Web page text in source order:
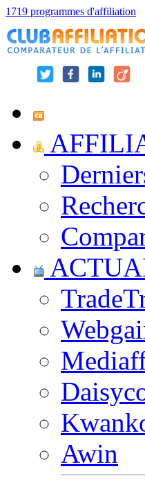
1719 programmes d'affiliation
Awin